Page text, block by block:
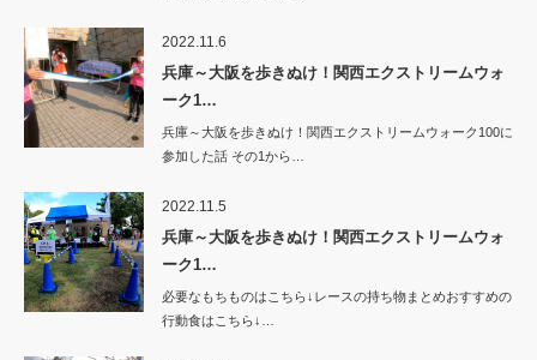
2022.11.6
兵庫～大阪を歩きぬけ！関西エクストリームウォ
ーク1…
兵庫～大阪を歩きぬけ！関西エクストリームウォーク100に
参加した話 その1から…
2022.11.5
兵庫～大阪を歩きぬけ！関西エクストリームウォ
ーク1…
必要なもちものはこちら↓レースの持ち物まとめおすすめの
行動食はこちら↓…